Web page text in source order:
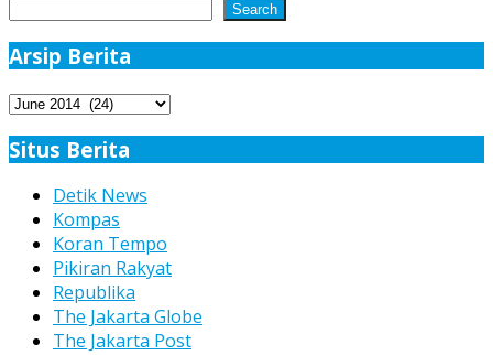
Search
Arsip Berita
Arsip
Situs Berita
Detik News
Kompas
Koran Tempo
Pikiran Rakyat
Republika
The Jakarta Globe
The Jakarta Post